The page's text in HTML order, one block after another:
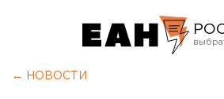
← НОВОСТИ